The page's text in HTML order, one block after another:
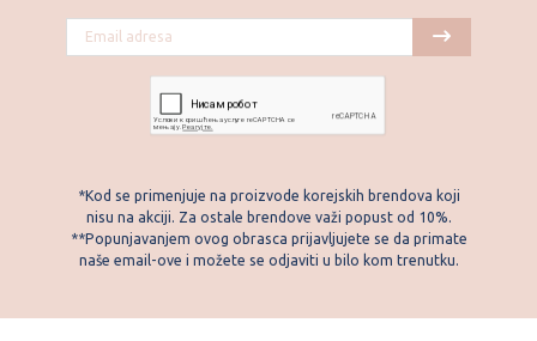
*Kod se primenjuje na proizvode korejskih brendova koji
nisu na akciji. Za ostale brendove važi popust od 10%.
**Popunjavanjem ovog obrasca prijavljujete se da primate
naše email-ove i možete se odjaviti u bilo kom trenutku.